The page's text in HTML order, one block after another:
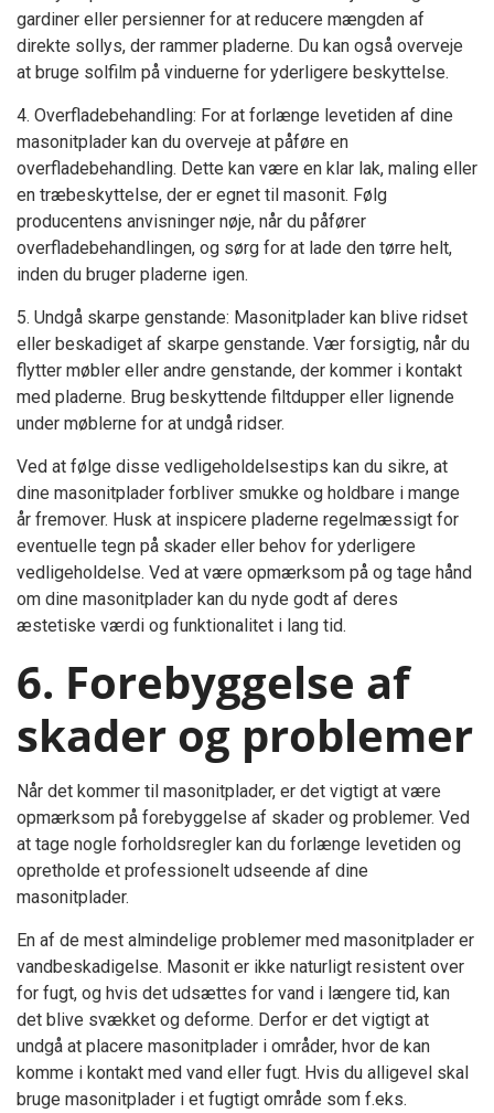
gardiner eller persienner for at reducere mængden af
direkte sollys, der rammer pladerne. Du kan også overveje
at bruge solfilm på vinduerne for yderligere beskyttelse.
4. Overfladebehandling: For at forlænge levetiden af dine
masonitplader kan du overveje at påføre en
overfladebehandling. Dette kan være en klar lak, maling eller
en træbeskyttelse, der er egnet til masonit. Følg
producentens anvisninger nøje, når du påfører
overfladebehandlingen, og sørg for at lade den tørre helt,
inden du bruger pladerne igen.
5. Undgå skarpe genstande: Masonitplader kan blive ridset
eller beskadiget af skarpe genstande. Vær forsigtig, når du
flytter møbler eller andre genstande, der kommer i kontakt
med pladerne. Brug beskyttende filtdupper eller lignende
under møblerne for at undgå ridser.
Ved at følge disse vedligeholdelsestips kan du sikre, at
dine masonitplader forbliver smukke og holdbare i mange
år fremover. Husk at inspicere pladerne regelmæssigt for
eventuelle tegn på skader eller behov for yderligere
vedligeholdelse. Ved at være opmærksom på og tage hånd
om dine masonitplader kan du nyde godt af deres
æstetiske værdi og funktionalitet i lang tid.
6. Forebyggelse af
skader og problemer
Når det kommer til masonitplader, er det vigtigt at være
opmærksom på forebyggelse af skader og problemer. Ved
at tage nogle forholdsregler kan du forlænge levetiden og
opretholde et professionelt udseende af dine
masonitplader.
En af de mest almindelige problemer med masonitplader er
vandbeskadigelse. Masonit er ikke naturligt resistent over
for fugt, og hvis det udsættes for vand i længere tid, kan
det blive svækket og deforme. Derfor er det vigtigt at
undgå at placere masonitplader i områder, hvor de kan
komme i kontakt med vand eller fugt. Hvis du alligevel skal
bruge masonitplader i et fugtigt område som f.eks.